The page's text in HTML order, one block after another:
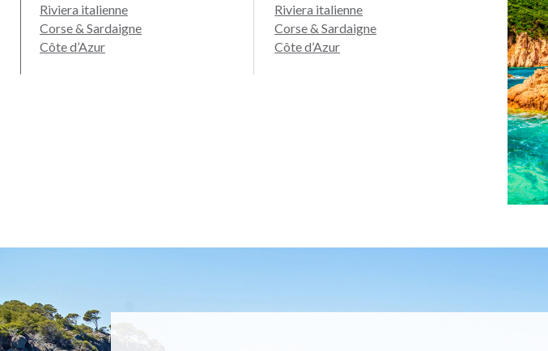
Riviera italienne
Corse & Sardaigne
Côte d’Azur
Riviera italienne
Corse & Sardaigne
Côte d’Azur